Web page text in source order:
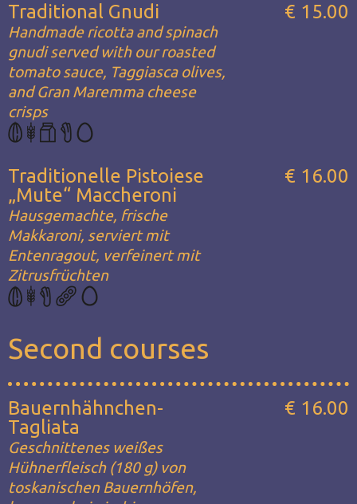
Traditional Gnudi
Handmade ricotta and spinach
gnudi served with our roasted
tomato sauce, Taggiasca olives,
and Gran Maremma cheese
crisps
€ 15.00
Traditionelle Pistoiese
„Mute“ Maccheroni
Hausgemachte, frische
Makkaroni, serviert mit
Entenragout, verfeinert mit
Zitrusfrüchten
€ 16.00
Second courses
Bauernhähnchen-
Tagliata
Geschnittenes weißes
Hühnerfleisch (180 g) von
toskanischen Bauernhöfen,
€ 16.00